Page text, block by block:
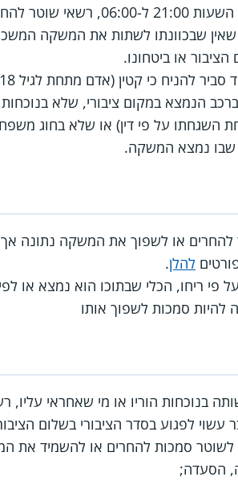
במקום ציבורי, בין
שבכוונתו לשתות את המשקה
או ביטחונו.
ברכב הנמצא במקום ציבורי, שלא
השגחתו על פי דין) או שלא בחוג
שבו נמצא המשקה.
או לשפוך את המשקה נתונה
להלן.
ריחו, הכלי שבתוכו הוא נמצא או
להיות סמכות לשפוך אותו
בנוכחות הוריו או מי שאחראי
עשוי לפגוע בסדר הציבורי בשלום
לשוטר סמכות להחרים או להשמיד
הסעדה;